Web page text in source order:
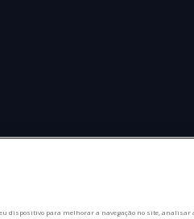
dispositivo para melhorar a navegação no site, analisar